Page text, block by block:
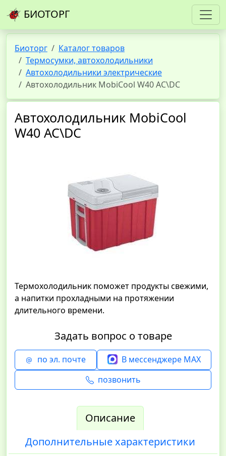
БИОТОРГ
Биоторг
Каталог товаров
Термосумки, автохолодильники
Автохолодильники электрические
Автохолодильник MobiCool W40 AC\DC
Автохолодильник MobiCool
W40 AC\DC
Термохолодильник поможет продукты свежими,
а напитки прохладными на протяжении
длительного времени.
Задать вопрос о товаре
по эл. почте
В мессенджере MAX
позвонить
Описание
Дополнительные характеристики